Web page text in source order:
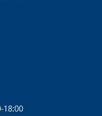
18:00